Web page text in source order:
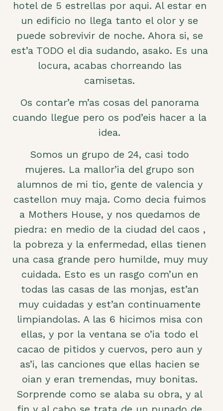
hotel de 5 estrellas por aqui. Al estar en
un edificio no llega tanto el olor y se
puede sobrevivir de noche. Ahora si, se
est’a TODO el dia sudando, asako. Es una
locura, acabas chorreando las
camisetas.
Os contar’e m’as cosas del panorama
cuando llegue pero os pod’eis hacer a la
idea.
Somos un grupo de 24, casi todo
mujeres. La mallor’ia del grupo son
alumnos de mi tio, gente de valencia y
castellon muy maja. Como decia fuimos
a Mothers House, y nos quedamos de
piedra: en medio de la ciudad del caos ,
la pobreza y la enfermedad, ellas tienen
una casa grande pero humilde, muy muy
cuidada. Esto es un rasgo com’un en
todas las casas de las monjas, est’an
muy cuidadas y est’an continuamente
limpiandolas. A las 6 hicimos misa con
ellas, y por la ventana se o’ia todo el
cacao de pitidos y cuervos, pero aun y
as’i, las canciones que ellas hacien se
oian y eran tremendas, muy bonitas.
Sorprende como se alaba su obra, y al